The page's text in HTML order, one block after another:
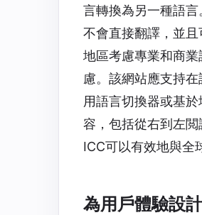
言轉換為另一種語
不會直接翻譯，並
地區考慮專業和商
慮。該網站應支持
用語言切換器或基
容，包括從右到左
ICC可以有效地與全
為用戶體驗設